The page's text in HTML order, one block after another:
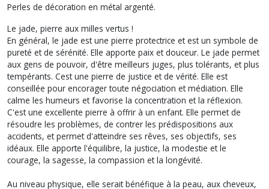
Perles de décoration en métal argenté.
Le jade, pierre aux milles vertus !
En général, le jade est une pierre protectrice et est un symbole de
pureté et de sérénité. Elle apporte paix et douceur. Le jade permet
aux gens de pouvoir, d'être meilleurs juges, plus tolérants, et plus
tempérants. Cest une pierre de justice et de vérité. Elle est
conseillée pour encorager toute négociation et médiation. Elle
calme les humeurs et favorise la concentration et la réflexion.
C'est une excellente pierre à offrir à un enfant. Elle permet de
résoudre les problèmes, de contrer les prédispositions aux
accidents, et permet d'atteindre ses rêves, ses objectifs, ses
idéaux. Elle apporte l'équilibre, la justice, la modestie et le
courage, la sagesse, la compassion et la longévité.
Au niveau physique, elle serait bénéfique à la peau, aux cheveux,